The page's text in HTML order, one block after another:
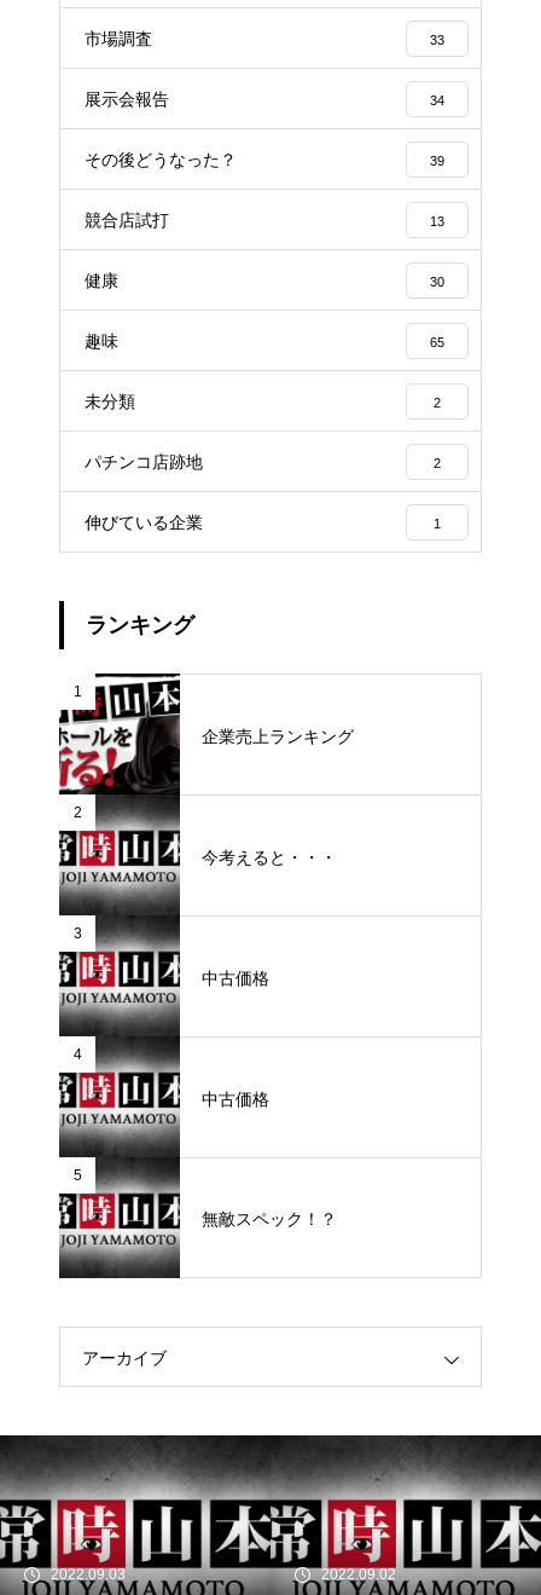
市場調査 33
展示会報告 34
その後どうなった？ 39
競合店試打 13
健康 30
趣味 65
未分類 2
パチンコ店跡地 2
伸びている企業 1
ランキング
1
企業売上ランキング
2
今考えると・・・
3
中古価格
4
中古価格
5
無敵スペック！？
アーカイブ
2022.09.03
2022.09.02